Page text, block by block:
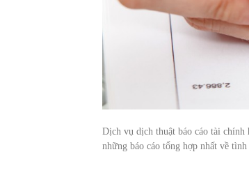
Dịch vụ dịch thuật báo cáo tài chính
những báo cáo tổng hợp nhất về